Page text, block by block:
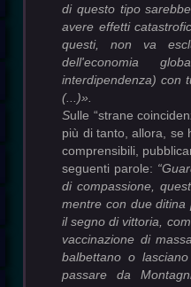
di questo tipo
avere effetti
questi, non va
dell'economia
interdipendenza) con
(...)».
Sulle “strane
più di tanto, allora, se
comprensibili,
seguenti parole: “
di compassione,
mentre con due ditina
il segno di vittoria,
vaccinazione di
balbettano o
passare da